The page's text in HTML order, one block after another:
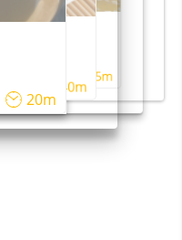
20m
40m
55m